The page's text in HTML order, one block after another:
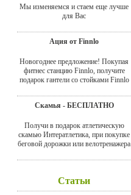
Мы изменяемся и стаем еще лучше
для Вас
Ация от Finnlo
Новогоднее предложение! Покупая
фитнес станцию Finnlo, получите
подарок гантели со стойками Finnlo
Скамья - БЕСПЛАТНО
Получи в подарок атлетическую
скамью Интератлетика, при покупке
беговой дорожки или велотренажера
Статьи